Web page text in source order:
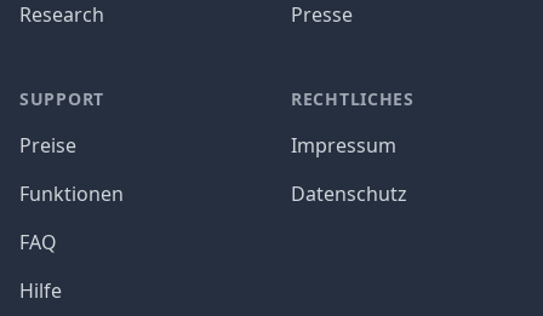
Research
SUPPORT
Preise
Funktionen
FAQ
Hilfe
Presse
RECHTLICHES
Impressum
Datenschutz